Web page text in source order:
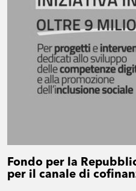
Fondo per la
per il canale di